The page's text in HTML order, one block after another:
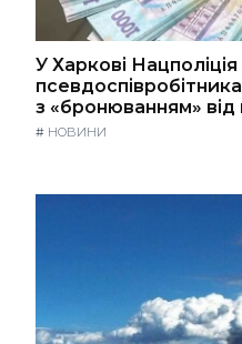
У Харкові
з «бронюванням» від
# НОВИНИ